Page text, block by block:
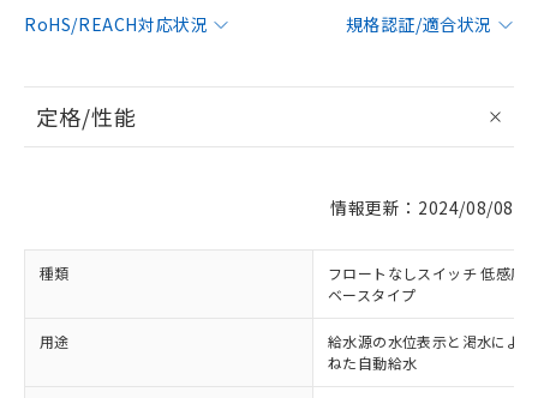
RoHS/REACH対応状況
規格認証/適合状況
定格/性能
情報更新：2024/08/08
種類
フロートなしスイッチ 低感度
ベースタイプ
用途
給水源の水位表示と渇水によ
ねた自動給水